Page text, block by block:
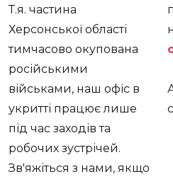
Т.я. частина
Херсонської області
тимчасово окупована
російськими
військами, наш офіс в
укритті працює лише
під час заходів та
робочих зустрічей.
Зв'яжіться з нами, якщо